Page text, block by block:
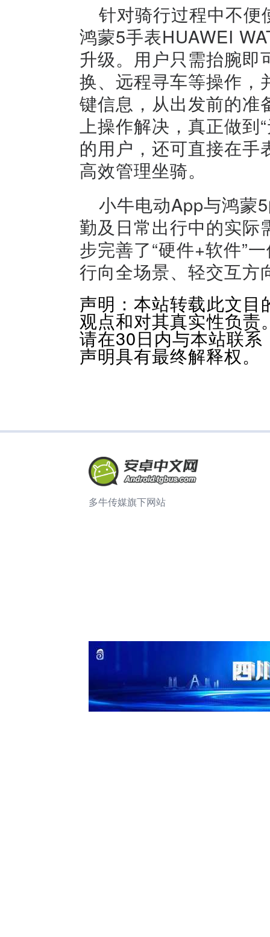
针对骑行过程中不便
鸿蒙5手表HUAWEI
升级。用户只需抬腕即
换、远程寻车等操作，
键信息，从出发前的准
上操作解决，真正做
的用户，还可直接在手
高效管理坐骑。
小牛电动App与鸿蒙
勤及日常出行中的实际
步完善了“硬件+软件”
行向全场景、轻交互方
声明：本站转载此文
观点和对其真实性负
请在30日内与本站联
声明具有最终解释权。
多牛传媒旗下网站